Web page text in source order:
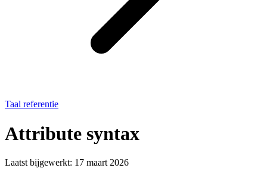
Taal referentie
Attribute syntax
Laatst bijgewerkt: 17 maart 2026